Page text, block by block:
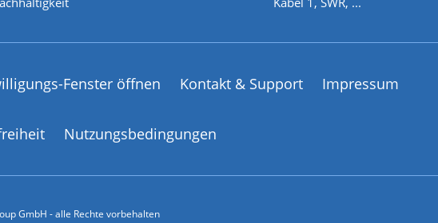
Fenster öffnen Kontakt & Support Impressum
Nutzungsbedingungen
GmbH - alle Rechte vorbehalten